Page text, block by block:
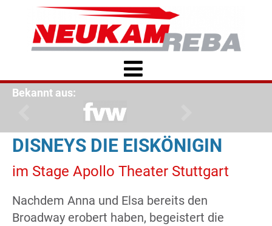
Bekannt aus:
DISNEYS DIE EISKÖNIGIN
im Stage Apollo Theater Stuttgart
Nachdem Anna und Elsa bereits den
Broadway erobert haben, begeistert die